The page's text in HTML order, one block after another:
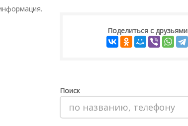
Поделиться с друзьями
Поиск